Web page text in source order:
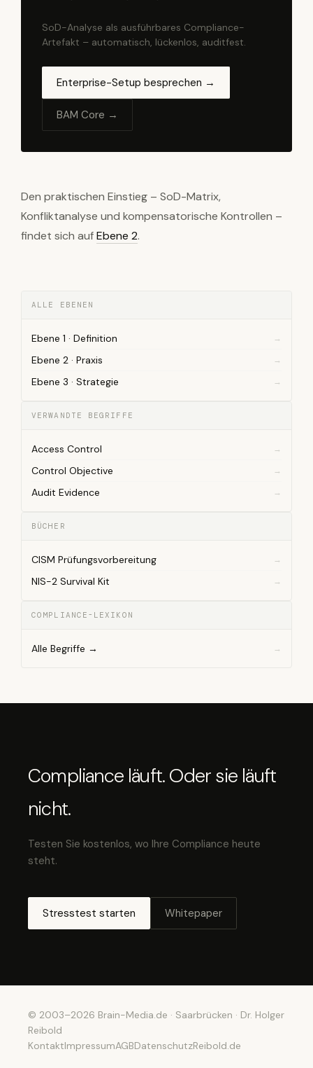
SoD-Analyse als ausführbares Compliance-
Artefakt – automatisch, lückenlos, auditfest.
Enterprise-Setup besprechen →
BAM Core →
Den praktischen Einstieg – SoD-Matrix,
Konfliktanalyse und kompensatorische Kontrollen –
findet sich aufEbene 2.
ALLE EBENEN
Ebene 1 · Definition
Ebene 2 · Praxis
Ebene 3 · Strategie
VERWANDTE BEGRIFFE
Access Control
Control Objective
Audit Evidence
BÜCHER
CISM Prüfungsvorbereitung
NIS-2 Survival Kit
COMPLIANCE-LEXIKON
Alle Begriffe →
Compliance läuft. Oder sie läuft
nicht.
Testen Sie kostenlos, wo Ihre Compliance heute
steht.
Stresstest starten Whitepaper
© 2003–2026 Brain-Media.de · Saarbrücken · Dr. Holger
Reibold
KontaktImpressumAGBDatenschutzReibold.de